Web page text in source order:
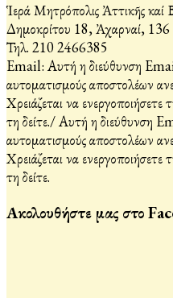
Ἱερά Μητρόπολις Ἀττικῆς καί
Δημοκρίτου 18, Ἀχαρναί,
Τηλ. 210 2466385
Email: Αυτή η διεύθυνση
αυτοματισμούς αποστολέων
Χρειάζεται να
τη δείτε./Αυτή η διεύθυνση
αυτοματισμούς αποστολέων
Χρειάζεται να
τη δείτε.
Ακολουθήστε μας στο